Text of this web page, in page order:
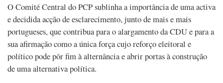
O Comité Central do PCP sublinha a importância de uma activa
e decidida acção de esclarecimento, junto de mais e mais
portugueses, que contribua para o alargamento da CDU e para a
sua afirmação como a única força cujo reforço eleitoral e
político pode pôr fim à alternância e abrir portas à construção
de uma alternativa política.